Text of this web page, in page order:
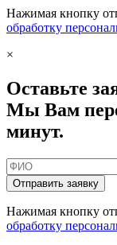
Нажимая кнопку
обработку
×
Оставьте
Мы Вам
минут.
Отправить заявку
Нажимая кнопку
обработку